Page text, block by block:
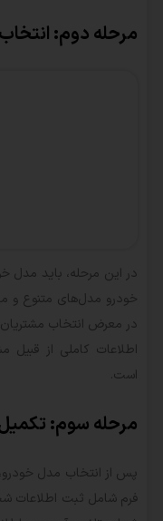
مرحله دوم:
در این مرحله، باید مدل
خودرو مدل‌های متنوع و
در معرض انتخاب مشتریان
اطلاعات کاملی از
است.
مرحله سوم:
پس از انتخاب مدل
فرم شامل ثبت اطلاعات